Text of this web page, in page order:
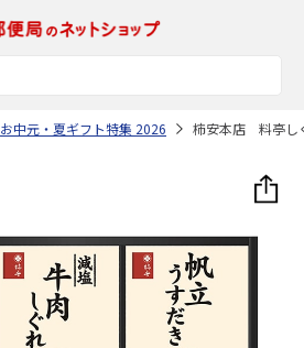
お中元・夏ギフト特集 2026 柿安本店 料亭し